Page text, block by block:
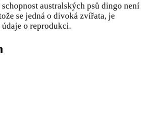
australských psů dingo není
se jedná o divoká zvířata, je
o reprodukci.